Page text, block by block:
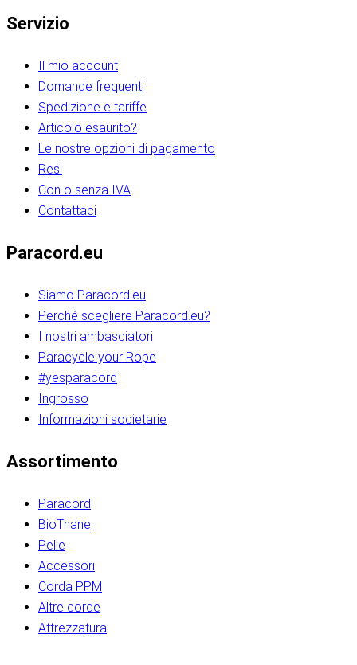
Servizio
Il mio account
Domande frequenti
Spedizione e tariffe
Articolo esaurito?
Le nostre opzioni di pagamento
Resi
Con o senza IVA
Contattaci
Paracord.eu
Siamo Paracord.eu
Perché scegliere Paracord.eu?
I nostri ambasciatori
Paracycle your Rope
#yesparacord
Ingrosso
Informazioni societarie​​​​‌ ‍ ​‍​‍‌‍ ‌ ​‍‌‍‍‌‌‍‌ ‌‍‍‌‌‍ ‍​‍​‍​ ‍‍​‍​‍‌ ​ ‌‍​‌‌‍ ‍‌‍‍‌‌ ‌​‌ ‍‌​‍ ‍‌‍‍‌‌‍ ​‍​‍​‍ ​​‍​‍‌‍‍​‌ ​‍‌‍‌‌‌‍‌‍​‍​‍​ ‍‍​‍​‍‌‍‍​‌ ‌​‌ ‌​‌ ​​‌ ​ ​ ‍‍​‍ ​‍ ‌ ​​‌‍​‌‌ ​‍‌‍​‌‌‍​ ‌‍ ‌ ​‍‌‍‌​​‍ ‍‌ ​ ‌‍​‌‌‍ ‍‌‍‍‌‌ ‌​‌ ‍‌​‍ ‍‌ ​ ‌ ‌​‌ ‌‌‌‍‌​‌‍‍‌‌‍ ​‍ ‌‍‍‌‌‍ ‍‌ ‌​‌‍‌‌‌‍ ‍‌ ‌​​‍ ‌‍‌‌‌‍‌​‌‍‍‌‌ ‌​​‍ ‌‍ ‌‌‍ ‌‍‌​‌‍‌‌​ ‌‌ ​​‌ ​‍‌‍‌‌‌ ​ ‌‍‌‌‌‍ ‍‌ ‌​‌‍​‌‌ ‌​‌‍‍‌‌‍ ‌‍ ‍​ ‍ ‌‍‍‌‌‍‌​​ ‌‌‍‌‍‌‍ ‌‍ ‌ ‌​‌‍‌‌‌ ​‍​‍ ‌‌‍​‍‌ ​‍‌‍​‌‌‍ ‍‌‍‌​​‍ ‌‌‍‍‌‌‍ ‌‌ ​​‌ ​‍‌‍‍‌‌‍ ‍‌ ‌​​ ‍ ‌ ‌​‌ ‍‌‌ ​​‌‍‌‌​ ‌‌ ‌​‌ ​‍‌‍​‌‌‍ ‍‌ ​ ‌‍ ​‌‍​‌‌ ‌​‌‍‌‌‌‍‌​​‍ ‌‌‍ ‌‌‍‌‌‌ ​ ‌ ​ ‌‍​‌‌‍‌ ‌‍‌‌​ ‍ ‌ ​​‌‍​‌‌ ‌​‌‍‍​​ ‌‌ ‌‍‌‍​‌‌‍ ​‌ ‌‌‌‍‌‌​‍ ‍‌‍‍‌‌ ‌​‌‌ ‌​‍‌‌‌‌​​ ‌‍​‍‌‍​‌‌ ​ ‌‍‌‌‌‌‌‌‌ ​‍‌‍ ​​ ‌‌‍‍​‌ ‌​‌ ‌​‌ ​​‌ ​ ​‍‌‌​ ​ ‌​​‌​‍‌‌​ ​‍‌​‌‍​‍‌‌​ ​‍‌​‌‍‌ ​​‌‍​‌‌ ​‍‌‍​‌‌‍​ ‌‍ ‌ ​‍‌‍‌​​‍ ‍‌ ​ ‌‍​‌‌‍ ‍‌‍‍‌‌ ‌​‌ ‍‌​‍ ‍‌ ​ ‌ ‌​‌ ‌‌‌‍‌​‌‍‍‌‌‍ ​‍‌‍‌‍‍‌‌‍‌​​ ‌‌‍‌‍‌‍ ‌‍ ‌ ‌​‌‍‌‌‌ ​‍​‍ ‌‌‍​‍‌ ​‍‌‍​‌‌‍ ‍‌‍‌​​‍ ‌‌‍‍‌‌‍ ‌‌ ​​‌ ​‍‌‍‍‌‌‍ ‍‌ ‌​​‍‌‍‌ ‌​‌ ‍‌‌ ​​‌‍‌‌​ ‌‌ ‌​‌ ​‍‌‍​‌‌‍ ‍‌ ​ ‌‍ ​‌‍​‌‌ ‌​‌‍‌‌‌‍‌​​‍ ‌‌‍ ‌‌‍‌‌‌ ​ ‌ ​ ‌‍​‌‌‍‌ ‌‍‌‌​‍‌‍‌ ​​‌‍​‌‌ ‌​‌‍‍​​ ‌‌ ‌‍‌‍​‌‌‍ ​‌ ‌‌‌‍‌‌​‍ ‍‌‍‍‌‌ ‌​‌‌ ‌​‍‌‌‌‌​​‍‌‍‌ ​​‌‍‌‌‌ ​‍‌ ​ ‌ ​​‌‍‌‌‌‍​ ‌ ‌​‌‍‍‌‌ ‌‍‌‍‌‌​ ‌‌ ​​‌ ‌‌‌‍​‍‌‍ ​‌‍‍‌‌ ​ ‌‍‍​‌‍‌‌‌‍‌​​‍​‍‌ ‌​​​​‌ ‍ ​‍​‍‌‍ ‌ ​‍‌‍‍‌‌‍‌ ‌‍‍‌‌‍ ‍​‍​‍​ ‍‍​‍​‍‌ ​ ‌‍​‌‌‍ ‍‌‍‍‌‌ ‌​‌ ‍‌​‍ ‍‌‍‍‌‌‍ ​‍​‍​‍ ​​‍​‍‌‍‍​‌ ​‍‌‍‌‌‌‍‌‍​‍​‍​ ‍‍​‍​‍‌‍‍​‌ ‌​‌ ‌​‌ ​​‌ ​ ​ ‍‍​‍ ​‍ ‌ ​​‌‍​‌‌ ​‍‌‍​‌‌‍​ ‌‍ ‌ ​‍‌‍‌​​‍ ‍‌ ​ ‌‍​‌‌‍ ‍‌‍‍‌‌ ‌​‌ ‍‌​‍ ‍‌ ​ ‌ ‌​‌ ‌‌‌‍‌​‌‍‍‌‌‍ ​‍ ‌‍‍‌‌‍ ‍‌ ‌​‌‍‌‌‌‍ ‍‌ ‌​​‍ ‌‍‌‌‌‍‌​‌‍‍‌‌ ‌​​‍ ‌‍ ‌‌‍ ‌‍‌​‌‍‌‌​ ‌‌ ​​‌ ​‍‌‍‌‌‌ ​ ‌‍‌‌‌‍ ‍‌ ‌​‌‍​‌‌ ‌​‌‍‍‌‌‍ ‌‍ ‍​ ‍ ‌‍‍‌‌‍‌​​ ‌‌‍‌‍‌‍ ‌‍ ‌ ‌​‌‍‌‌‌ ​‍​‍ ‌‌‍​‍‌ ​‍‌‍​‌‌‍ ‍‌‍‌​​‍ ‌‌‍‍‌‌‍ ‌‌ ​​‌ ​‍‌‍‍‌‌‍ ‍‌ ‌​​ ‍ ‌ ‌​‌ ‍‌‌ ​​‌‍‌‌​ ‌‌ ‌​‌ ​‍‌‍​‌‌‍ ‍‌ ​ ‌‍ ​‌‍​‌‌ ‌​‌‍‌‌‌‍‌​​‍ ‌‌‍ ‌‌‍‌‌‌ ​ ‌ ​ ‌‍​‌‌‍‌ ‌‍‌‌​ ‍ ‌ ​​‌‍​‌‌ ‌​‌‍‍​​ ‌‌ ‌‍‌‍​‌‌‍ ​‌ ‌‌‌‍‌‌​‍ ‍‌‍‍‌‌ ‌​‌‌ ‌​‍‌‌‌‌​​ ‌‍​‍‌‍​‌‌ ​ ‌‍‌‌‌‌‌‌‌ ​‍‌‍ ​​ ‌‌‍‍​‌ ‌​‌ ‌​‌ ​​‌ ​ ​‍‌‌​ ​ ‌​​‌​‍‌‌​ ​‍‌​‌‍​‍‌‌​ ​‍‌​‌‍‌ ​​‌‍​‌‌ ​‍‌‍​‌‌‍​ ‌‍ ‌ ​‍‌‍‌​​‍ ‍‌ ​ ‌‍​‌‌‍ ‍‌‍‍‌‌ ‌​‌ ‍‌​‍ ‍‌ ​ ‌ ‌​‌ ‌‌‌‍‌​‌‍‍‌‌‍ ​‍‌‍‌‍‍‌‌‍‌​​ ‌‌‍‌‍‌‍ ‌‍ ‌ ‌​‌‍‌‌‌ ​‍​‍ ‌‌‍​‍‌ ​‍‌‍​‌‌‍ ‍‌‍‌​​‍ ‌‌‍‍‌‌‍ ‌‌ ​​‌ ​‍‌‍‍‌‌‍ ‍‌ ‌​​‍‌‍‌ ‌​‌ ‍‌‌ ​​‌‍‌‌​ ‌‌ ‌​‌ ​‍‌‍​‌‌‍ ‍‌ ​ ‌‍ ​‌‍​‌‌ ‌​‌‍‌‌‌‍‌​​‍ ‌‌‍ ‌‌‍‌‌‌ ​ ‌ ​ ‌‍​‌‌‍‌ ‌‍‌‌​‍‌‍‌ ​​‌‍​‌‌ ‌​‌‍‍​​ ‌‌ ‌‍‌‍​‌‌‍ ​‌ ‌‌‌‍‌‌​‍ ‍‌‍‍‌‌ ‌​‌‌ ‌​‍‌‌‌‌​​‍‌‍‌ ​​‌‍‌‌‌ ​‍‌ ​ ‌ ​​‌‍‌‌‌‍​ ‌ ‌​‌‍‍‌‌ ‌‍‌‍‌‌​ ‌‌ ​​‌ ‌‌‌‍​‍‌‍ ​‌‍‍‌‌ ​ ‌‍‍​‌‍‌‌‌‍‌​​‍​‍‌ ‌
Assortimento
Paracord
BioThane
Pelle
Accessori
Corda PPM
Altre corde
Attrezzatura